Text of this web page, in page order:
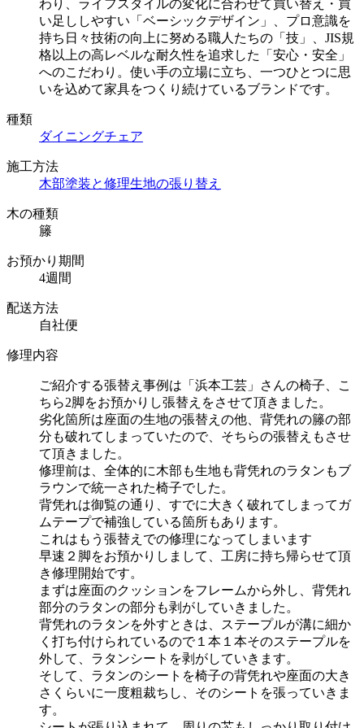
わり、ライフスタイルの変化に合わせて買い替え・買
い足ししやすい「ベーシックデザイン」、プロ意識を
持ち日々技術の向上に努める職人たちの「技」、JIS規
格以上の高レベルな耐久性を追求した「安心・安全」
へのこだわり。使い手の立場に立ち、一つひとつに思
いを込めて家具をつくり続けているブランドです。
種類
ダイニングチェア
施工方法
木部塗装と修理生地の張り替え
木の種類
籐
お預かり期間
4週間
配送方法
自社便
修理内容
ご紹介する張替え事例は「浜本工芸」さんの椅子、こ
ちら2脚をお預かりし張替えをさせて頂きました。
劣化箇所は座面の生地の張替えの他、背凭れの籐の部
分も破れてしまっていたので、そちらの張替えもさせ
て頂きました。
修理前は、全体的に木部も生地も背凭れのラタンもブ
ラウンで統一された椅子でした。
背凭れは御覧の通り、すでに大きく破れてしまってガ
ムテープで補強している箇所もあります。
これはもう張替えでの修理になってしまいます
早速２脚をお預かりしまして、工房に持ち帰らせて頂
き修理開始です。
まずは座面のクッションをフレームから外し、背凭れ
部分のラタンの部分も剥がしていきました。
背凭れのラタンを外すときは、ステープルが溝に細か
く打ち付けられているので１本１本そのステープルを
外して、ラタンシートを剥がしていきます。
そして、ラタンのシートを椅子の背凭れや座面の大き
さくらいに一度粗裁ちし、そのシートを張っていきま
す。